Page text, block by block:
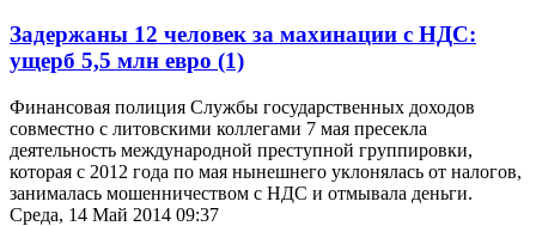
Задержаны 12 человек за махинации с НДС:
ущерб 5,5 млн евро (1)
Финансовая полиция Службы государственных доходов
совместно с литовскими коллегами 7 мая пресекла
деятельность международной преступной группировки,
которая с 2012 года по мая нынешнего уклонялась от налогов,
занималась мошенничеством с НДС и отмывала деньги.
Среда, 14 Май 2014 09:37